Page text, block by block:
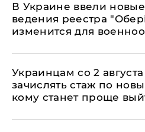
В Украине ввели
ведения реестра
изменится для
Украинцам со 2 августа
зачислять стаж по
кому станет проще